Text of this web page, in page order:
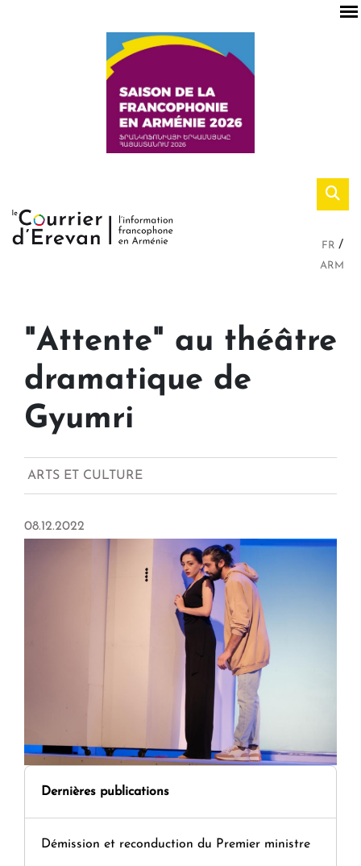
FR
ARM
"Attente" au théâtre
dramatique de
Gyumri
ARTS ET CULTURE
08.12.2022
Dernières publications
Démission et reconduction du Premier ministre